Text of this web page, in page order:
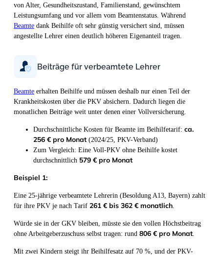
von Alter, Gesundheitszustand, Familienstand, gewünschtem
Leistungsumfang und vor allem vom Beamtenstatus. Während
Beamte dank Beihilfe oft sehr günstig versichert sind, müssen
angestellte Lehrer einen deutlich höheren Eigenanteil tragen.
Beiträge für verbeamtete Lehrer
Beamte erhalten Beihilfe und müssen deshalb nur einen Teil der
Krankheitskosten über die PKV absichern. Dadurch liegen die
monatlichen Beiträge weit unter denen einer Vollversicherung.
Durchschnittliche Kosten für Beamte im Beihilfetarif: ca.
256 € pro Monat(2024/25, PKV-Verband)
Zum Vergleich: Eine Voll-PKV ohne Beihilfe kostet
durchschnittlich 579 € pro Monat
Beispiel 1:
Eine 25-jährige verbeamtete Lehrerin (Besoldung A13, Bayern) zahlt
für ihre PKV je nach Tarif 261 € bis 362 € monatlich
Würde sie in der GKV bleiben, müsste sie den vollen Höchstbeitrag
ohne Arbeitgeberzuschuss selbst tragen: rund 806 € pro Monat.
Mit zwei Kindern steigt ihr Beihilfesatz auf 70 %, und der PKV-